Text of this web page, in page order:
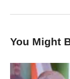
You Might